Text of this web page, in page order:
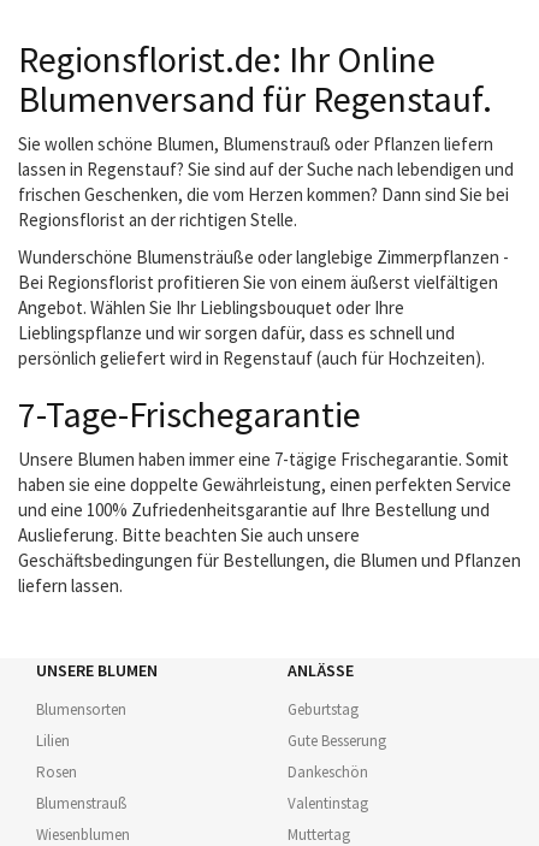
Regionsflorist.de: Ihr Online
Blumenversand für Regenstauf.
Sie wollen schöne Blumen, Blumenstrauß oder Pflanzen liefern
lassen in Regenstauf? Sie sind auf der Suche nach lebendigen und
frischen Geschenken, die vom Herzen kommen? Dann sind Sie bei
Regionsflorist an der richtigen Stelle.
Wunderschöne Blumensträuße oder langlebige Zimmerpflanzen -
Bei Regionsflorist profitieren Sie von einem äußerst vielfältigen
Angebot. Wählen Sie Ihr Lieblingsbouquet oder Ihre
Lieblingspflanze und wir sorgen dafür, dass es schnell und
persönlich geliefert wird in Regenstauf (auch für Hochzeiten).
7-Tage-Frischegarantie
Unsere Blumen haben immer eine 7-tägige Frischegarantie. Somit
haben sie eine doppelte Gewährleistung, einen perfekten Service
und eine 100% Zufriedenheitsgarantie auf Ihre Bestellung und
Auslieferung. Bitte beachten Sie auch unsere
Geschäftsbedingungen für Bestellungen, die Blumen und Pflanzen
liefern lassen.
UNSERE BLUMEN
Blumensorten
Lilien
Rosen
Blumenstrauß
Wiesenblumen
ANLÄSSE
Geburtstag
Gute Besserung
Dankeschön
Valentinstag
Muttertag